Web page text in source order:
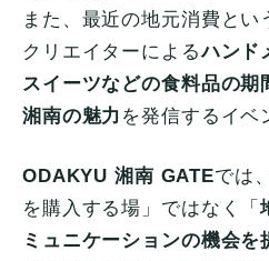
また、最近の地元消費とい
クリエイターによるハンド
スイーツなどの食料品の期
湘南の魅力 を発信するイベ
ODAKYU 湘南 GATEでは
を購入する場」ではなく「
ミュニケーションの機会を